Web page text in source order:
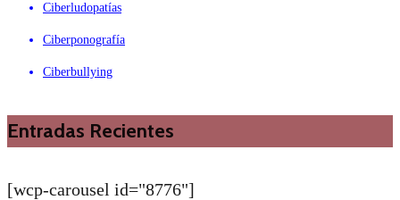
Ciberludopatías
Ciberponografía
Ciberbullying
Entradas Recientes
[wcp-carousel id="8776"]